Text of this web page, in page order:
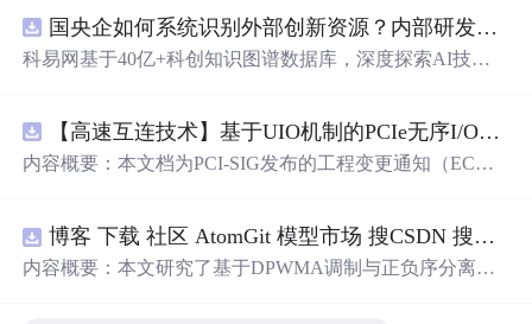
新领域的AI+数智化解决方案，推动科技创新与产业创新
智能化发展。
国央企如何系统识别外部创新资源？内部研发体系完善，但对外部高校、中小科技企业技术能力缺乏动态认知。.docx
科易网基于40亿+科创知识图谱数据库，深度探索AI技术
新领域的AI+数智化解决方案，推动科技创新与产业创新
智能化发展。
【高速互连技术】基于UIO机制的PCIe无序I/O扩展：多路径架构下内存请求的高性能传输与排序控制方案设计
内容概要：本文档为PCI-SIG发布的工程变更通知（EC
规则对多路径拓扑和高性能IO系统的限制。UIO基于Flit模
式，定义了一套新的TLP（事务层包）类型和规则，允许
博客 下载 社区 AtomGit 模型市场 搜CSDN 搜索 AI 搜索 会员中心 创作中心 基于DPWMA调制与正负序分离的ANPC三电平并网逆变器前馈控制策略研究（Simulink仿真
内容概要：本文研究了基于DPWMA调制与正负序分离的